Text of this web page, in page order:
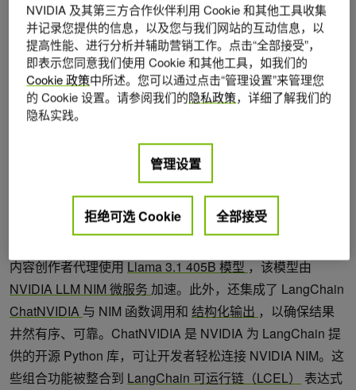
助完成特定任务，而人类执行最终决策。图 1 概述了人类决
策者与智能体之间的交互。
图 1. 人机交互概念架构
内容创作者代理使用Llama 3.1 405B 模型，该模型由
NVIDIA LLM NIM 微服务 加速。此外，还集成了 LangChain
ChatNVIDIA 与 NIM 函数调用和 结构化输出 ，以确保结果
井然有序、可靠。ChatNVIDIA 是 NVIDIA 为 LangChain 提
供的开源 Python 库，可让开发者轻松连接 NVIDIA NIM。这
些组合功能被整合到 LangChain 可运行链（LCEL）
表达式
NVIDIA 及其第三方合作伙伴利用 Cookie 和其他工具收集
并记录您提供的信息，以及您与我们网站的互动信息，以
提高性能、进行分析并辅助营销工作。点击“全部接受”，
即表示您同意我们使用 Cookie 和其他工具，如我们的
Cookie 政策中所述。您可以通过点击“管理设置”来管理您
的 Cookie 设置。请参阅我们的隐私政策，详细了解我们的
隐私实践。
管理设置
拒绝可选 Cookie 全部接受